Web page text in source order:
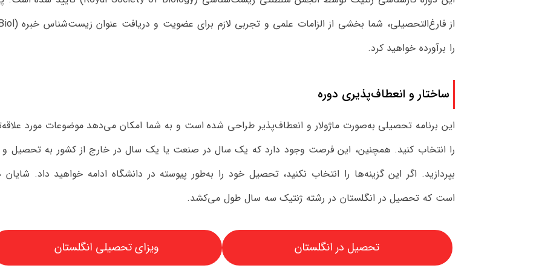
را برآورده خواهید کرد.
ساختار و انعطاف‌پذیری دوره
این برنامه تحصیلی به‌صورت ماژولار و انعطاف‌پذیر طراحی شده است و به شما امکان می‌دهد موضوعات مورد
را انتخاب کنید. همچنین، این فرصت وجود دارد که یک سال در صنعت یا یک سال در خارج از کشور به تحصیل و
بپردازید. اگر این گزینه‌ها را انتخاب نکنید، تحصیل خود را به‌طور پیوسته در دانشگاه ادامه خواهید داد. شایان
است که تحصیل در انگلستان در رشته ژنتیک سه سال طول می‌کشد.
تحصیل در انگلستان ویزای تحصیلی انگلستان